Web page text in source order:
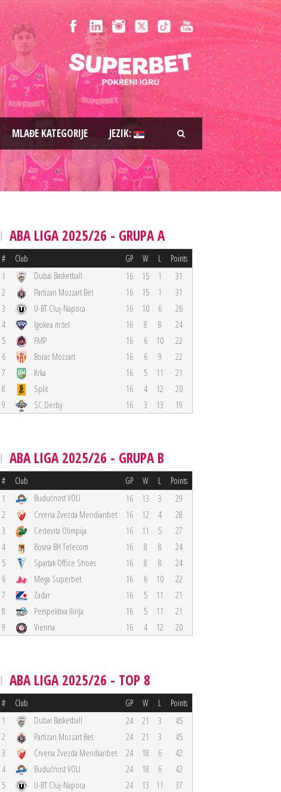
MLAĐE KATEGORIJE JEZIK:
ABA LIGA 2025/26 - GRUPA A
# Club GP W L Points
1 Dubai Basketball 16 15 1
31
2
Partizan Mozzart Bet 16 15 1
31
3
U-BT Cluj-Napoca 16 10 6
26
4
Igokea m:tel 16 8 8
24
5
FMP 16 6 10
22
6
Borac Mozzart 16 6 9
22
7
Krka 16 5 11
21
8
Split 16 4 12
20
9
SC Derby 16 3 13 19
ABA LIGA 2025/26 - GRUPA B
# Club GP W L Points
1 Budućnost VOLI 16 13 3
29
2
Crvena Zvezda Meridianbet 16 12 4
28
3
Cedevita Olimpija 16 11 5
27
4
Bosna BH Telecom 16 8 8
24
5
Spartak Office Shoes 16 8 8
24
6
Mega Superbet 16 6 10
22
7
Zadar 16 5 11
21
8
Perspektiva Ilirija 16 5 11
21
9
Vienna 16 4 12 20
ABA LIGA 2025/26 - TOP 8
# Club GP W L Points
1 Dubai Basketball 24 21 3
45
2
Partizan Mozzart Bet 24 21 3
45
3
Crvena Zvezda Meridianbet 24 18 6
42
4
Budućnost VOLI 24 18 6
42
5
U-BT Cluj-Napoca 24 13 11
37